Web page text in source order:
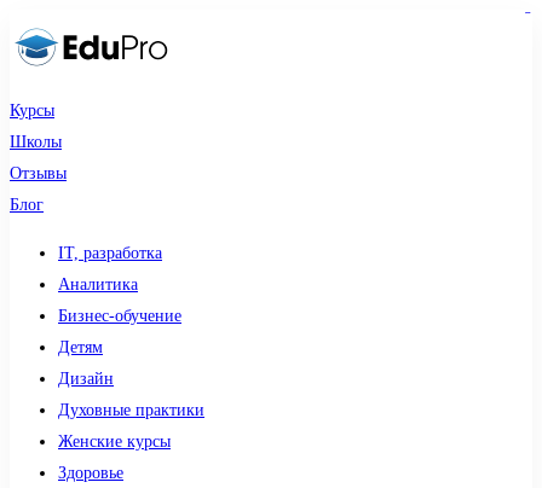
Курсы
Школы
Отзывы
Блог
IT, разработка
Аналитика
Бизнес-обучение
Детям
Дизайн
Духовные практики
Женские курсы
Здоровье